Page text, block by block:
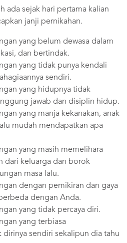
ada sejak hari pertama kalian
janji pernikahan.
yang belum dewasa dalam
dan bertindak.
yang tidak punya kendali
sendiri.
yang hidupnya tidak
jawab dan disiplin hidup.
yang manja kekanakan, anak
mudah mendapatkan apa
yang masih memelihara
dari keluarga dan borok
masa lalu.
dengan pemikiran dan gaya
dengan Anda.
yang tidak percaya diri.
yang terbiasa
dirinya sendiri sekalipun dia tahu